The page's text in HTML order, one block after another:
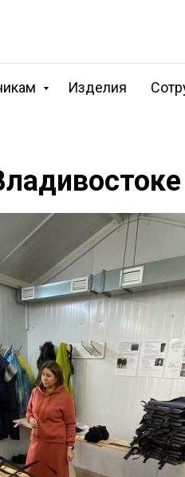
Изделия